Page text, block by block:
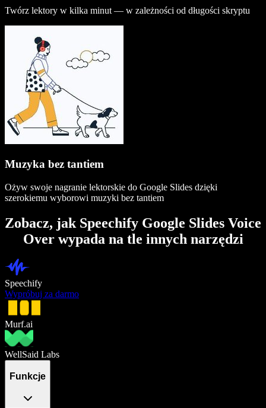
Twórz lektory w kilka minut — w zależności od długości skryptu
Muzyka bez tantiem
Ożyw swoje nagranie lektorskie do Google Slides dzięki
szerokiemu wyborowi muzyki bez tantiem
Zobacz, jak Speechify Google Slides Voice
Over wypada na tle innych narzędzi
Speechify
Wypróbuj za darmo
Murf.ai
WellSaid Labs
Funkcje